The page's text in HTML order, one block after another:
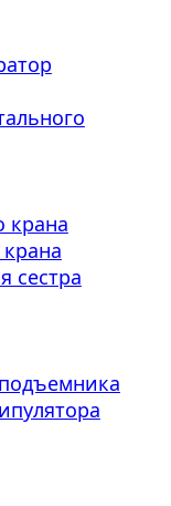
крана
сестра